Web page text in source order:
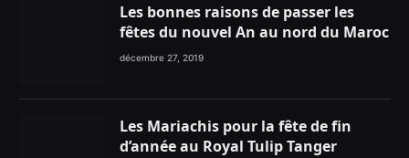
Les bonnes raisons de passer les
fêtes du nouvel An au nord du Maroc
décembre 27, 2019
Les Mariachis pour la fête de fin
d’année au Royal Tulip Tanger